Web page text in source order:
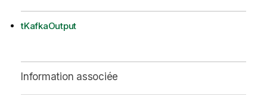
tKafkaOutput
Information associée